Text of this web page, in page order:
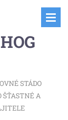
STÁDO
ŠŤASTNÉ A